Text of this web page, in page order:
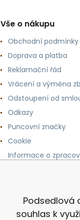
Vše o nákupu
Obchodní podmínky
Doprava a platba
Reklamační řád
Vrácení a výměna
Odstoupení od
Odkazy
Puncovní značky
Cookie
Informace o
Podsedlová
souhlas k